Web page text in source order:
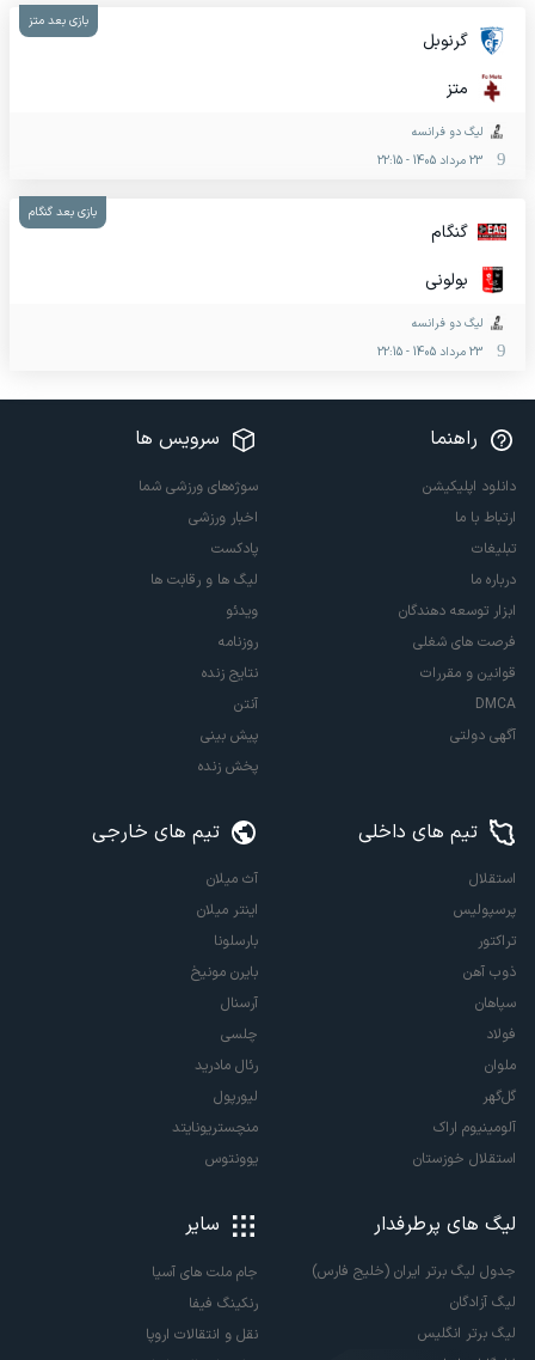
گرنوبل
متز
لیگ دو فرانسه
23 مرداد 1405
-
22:15
بازی بعد متز
گنگام
بولونی
لیگ دو فرانسه
23 مرداد 1405
-
22:15
بازی بعد گنگام
راهنما
دانلود اپلیکیشن
ارتباط با ما
تبلیغات
درباره ما
ابزار توسعه دهندگان
فرصت های شغلی
قوانین و مقررات
DMCA
آگهی دولتی
سرویس ها
سوژه‌های ورزشی شما
اخبار ورزشی
پادکست
لیگ ها و رقابت ها
ویدئو
روزنامه
نتایج زنده
آنتن
پیش بینی
پخش زنده
تیم های داخلی
استقلال
پرسپولیس
تراکتور
ذوب آهن
سپاهان
فولاد
ملوان
گل‌گهر
آلومینیوم اراک
استقلال خوزستان
تیم های خارجی
آث میلان
اینتر میلان
بارسلونا
بایرن مونیخ
آرسنال
چلسی
رئال مادرید
لیورپول
منچستریونایتد
یوونتوس
لیگ های پرطرفدار
جدول لیگ برتر ایران (خلیج فارس)
لیگ آزادگان
لیگ برتر انگلیس
سایر
جام ملت های آسیا
رنکینگ فیفا
نقل و انتقالات اروپا